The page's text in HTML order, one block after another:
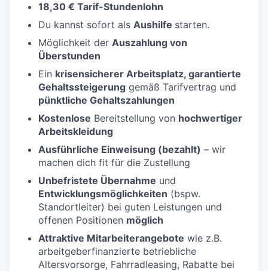
18,30 € Tarif-Stundenlohn
Du kannst sofort als Aushilfe starten.
Möglichkeit der Auszahlung von
Überstunden
Ein krisensicherer Arbeitsplatz, garantierte
Gehaltssteigerung gemäß Tarifvertrag und
pünktliche Gehaltszahlungen
Kostenlose Bereitstellung von hochwertiger
Arbeitskleidung
Ausführliche Einweisung (bezahlt) – wir
machen dich fit für die Zustellung
Unbefristete Übernahme und
Entwicklungsmöglichkeiten (bspw.
Standortleiter) bei guten Leistungen und
offenen Positionen möglich
Attraktive Mitarbeiterangebote wie z.B.
arbeitgeberfinanzierte betriebliche
Altersvorsorge, Fahrradleasing, Rabatte bei